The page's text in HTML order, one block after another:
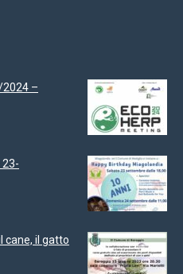
2024 –
23-
cane, il gatto